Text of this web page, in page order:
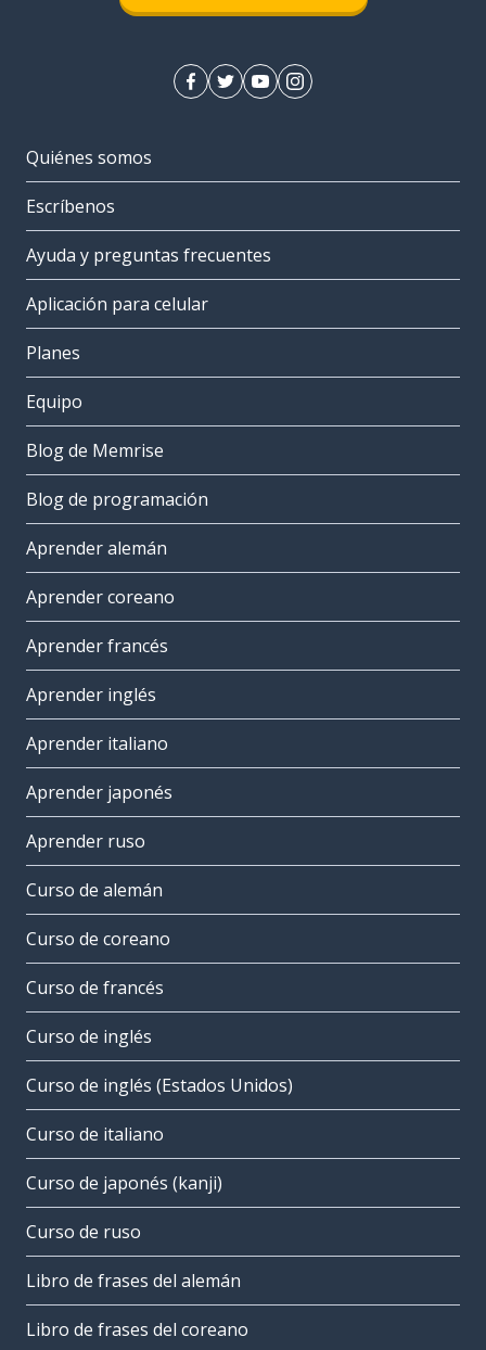
Quiénes somos
Escríbenos
Ayuda y preguntas frecuentes
Aplicación para celular
Planes
Equipo
Blog de Memrise
Blog de programación
Aprender alemán
Aprender coreano
Aprender francés
Aprender inglés
Aprender italiano
Aprender japonés
Aprender ruso
Curso de alemán
Curso de coreano
Curso de francés
Curso de inglés
Curso de inglés (Estados Unidos)
Curso de italiano
Curso de japonés (kanji)
Curso de ruso
Libro de frases del alemán
Libro de frases del coreano